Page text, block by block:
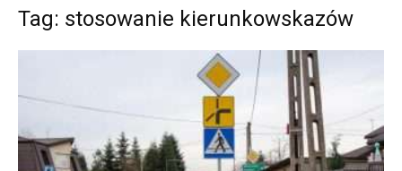
Tag: stosowanie kierunkowskazów